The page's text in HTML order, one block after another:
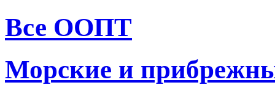
Все ООПТ
Морские и